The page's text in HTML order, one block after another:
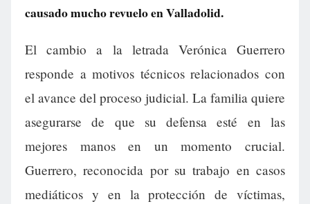
causado mucho revuelo en Valladolid.
El cambio a la letrada Verónica Guerrero
responde a motivos técnicos relacionados con
el avance del proceso judicial. La familia quiere
asegurarse de que su defensa esté en las
mejores manos en un momento crucial.
Guerrero, reconocida por su trabajo en casos
mediáticos y en la protección de víctimas,